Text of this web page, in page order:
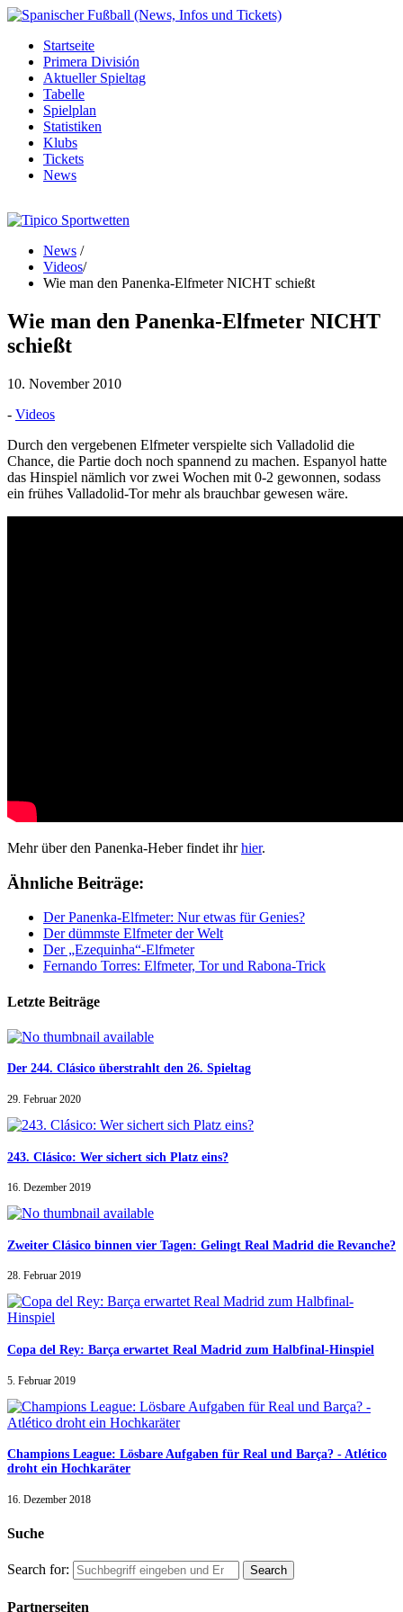
Startseite
Primera División
Aktueller Spieltag
Tabelle
Spielplan
Statistiken
Klubs
Tickets
News
News /
Videos/
Wie man den Panenka-Elfmeter NICHT schießt
Wie man den Panenka-Elfmeter NICHT
schießt
10. November 2010
- Videos
Durch den vergebenen Elfmeter verspielte sich Valladolid die
Chance, die Partie doch noch spannend zu machen. Espanyol hatte
das Hinspiel nämlich vor zwei Wochen mit 0-2 gewonnen, sodass
ein frühes Valladolid-Tor mehr als brauchbar gewesen wäre.
Mehr über den Panenka-Heber findet ihrhier.
Ähnliche Beiträge:
Der Panenka-Elfmeter: Nur etwas für Genies?
Der dümmste Elfmeter der Welt
Der „Ezequinha“-Elfmeter
Fernando Torres: Elfmeter, Tor und Rabona-Trick
Letzte Beiträge
Der 244. Clásico überstrahlt den 26. Spieltag
29. Februar 2020
243. Clásico: Wer sichert sich Platz eins?
16. Dezember 2019
Zweiter Clásico binnen vier Tagen: Gelingt Real Madrid die Revanche?
28. Februar 2019
Copa del Rey: Barça erwartet Real Madrid zum Halbfinal-Hinspiel
5. Februar 2019
Champions League: Lösbare Aufgaben für Real und Barça? - Atlético
droht ein Hochkaräter
16. Dezember 2018
Suche
Search for:
Partnerseiten